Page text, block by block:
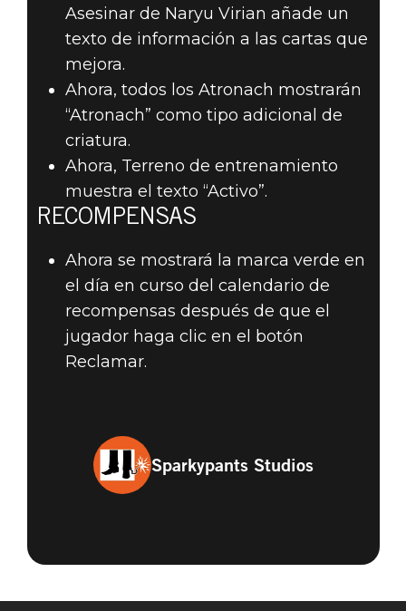
Asesinar de Naryu Virian añade un
texto de información a las cartas que
mejora.
Ahora, todos los Atronach mostrarán
“Atronach” como tipo adicional de
criatura.
Ahora, Terreno de entrenamiento
muestra el texto “Activo”.
RECOMPENSAS
Ahora se mostrará la marca verde en
el día en curso del calendario de
recompensas después de que el
jugador haga clic en el botón
Reclamar.
Sparkypants Studios